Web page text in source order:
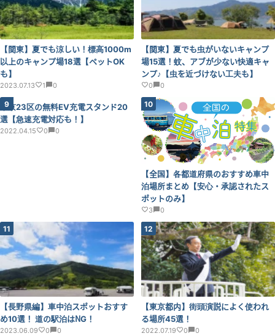
【関東】夏でも涼しい！標高1000m
以上のキャンプ場18選【ペットOK
も】
2023.07.13 1 0
【関東】夏でも虫がいないキャンプ
場15選！蚊、アブが少ない快適キャ
ンプ♪【虫を近づけない工夫も】
0 0
9
東京23区の無料EV充電スタンド20
選【急速充電対応も！】
2022.04.15 0 0
10
【全国】各都道府県のおすすめ車中
泊場所まとめ【安心・承認されたス
ポットのみ】
3 0
11
【長野県編】車中泊スポットおすす
め10選！ 道の駅泊はNG！
2023.06.09 0 0
12
【東京都内】街頭演説によく使われ
る場所45選！
2022.07.19 0 0